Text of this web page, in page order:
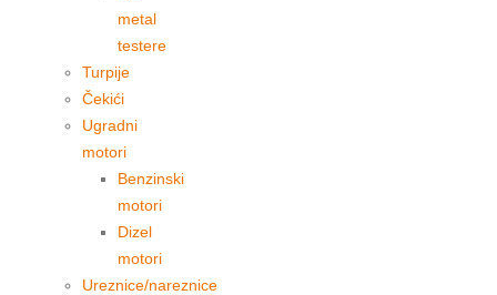
metal
testere
Turpije
Čekići
Ugradni
motori
Benzinski
motori
Dizel
motori
Ureznice/nareznice